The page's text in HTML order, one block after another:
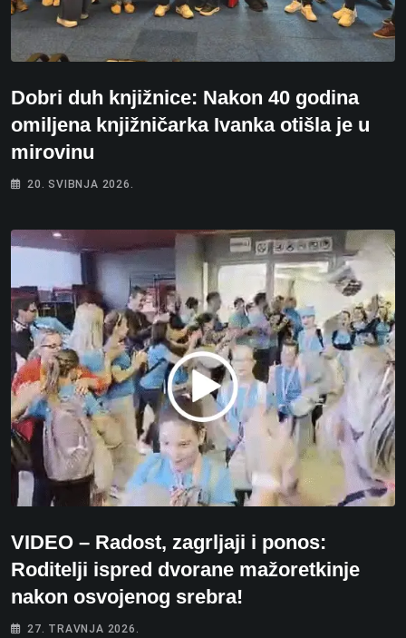
Dobri duh knjižnice: Nakon 40 godina
omiljena knjižničarka Ivanka otišla je u
mirovinu
20. SVIBNJA 2026.
VIDEO – Radost, zagrljaji i ponos:
Roditelji ispred dvorane mažoretkinje
nakon osvojenog srebra!
27. TRAVNJA 2026.